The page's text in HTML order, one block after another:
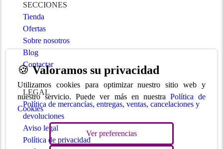
SECCIONES
Tienda
Ofertas
Sobre nosotros
Blog
Contactar
LEGAL
Política de mercancías, entregas, ventas, cancelaciones y
devoluciones
Aviso legal
Política de privacidad
🍪Valoramos su privacidad
Utilizamos cookies para optimizar nuestro sitio web y
nuestro servicio. Puede ver más en nuestra Política de
Cookies
Ver preferencias